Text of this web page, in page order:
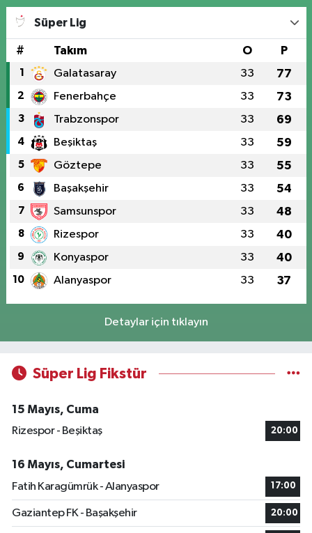
Süper Lig
# Takım O P
1 Galatasaray 33 77
2 Fenerbahçe 33 73
3 Trabzonspor 33 69
4 Beşiktaş 33 59
5 Göztepe 33 55
6 Başakşehir 33 54
7 Samsunspor 33 48
8 Rizespor 33 40
9 Konyaspor 33 40
10 Alanyaspor 33 37
Detaylar için tıklayın
Süper Lig Fikstür
15 Mayıs, Cuma
Rizespor - Beşiktaş
20:00
16 Mayıs, Cumartesi
Fatih Karagümrük - Alanyaspor
17:00
Gaziantep FK - Başakşehir 20:00